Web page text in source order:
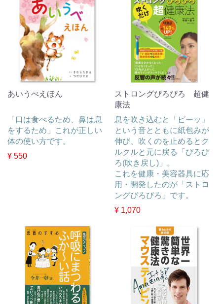
あいうべえほん
「口は食べるため、鼻は息
をするため」これが正しい
体の使い方です。
¥ 550
ストロングぴろぴろ 超健
康法
息を吹き込むと「ピーッ」
という音とともに紙包みが
伸び、吹くのを止めるとク
ルクルと元に戻る「ぴろぴ
ろ(吹き戻し)」。
これを健康・美容器具に応
用・開発したのが「ストロ
ングぴろぴろ」です。
¥ 1,070